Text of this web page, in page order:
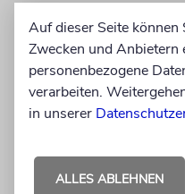
Konkret geht es an
hygienische
(Tragen von
sich eine »Halacha
Behandlung
Auf dieser Seite können
Zwecken und Anbietern
personenbezogene
verarbeiten.
in unserer
ALLES ABLEHNEN